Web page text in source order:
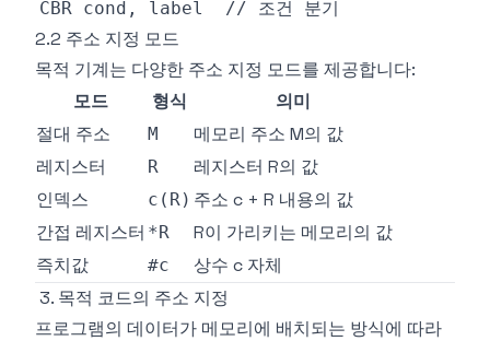
2.2 주소 지정 모드
목적 기계는 다양한 주소 지정 모드를 제공합니다:
모드
형식
의미
절대 주소
M
메모리 주소 M의 값
레지스터
R
레지스터 R의 값
인덱스
c(R) 주소 c + R 내용의 값
간접 레지스터 *R
R이 가리키는 메모리의 값
즉치값
#c
상수 c 자체
3. 목적 코드의 주소 지정
프로그램의 데이터가 메모리에 배치되는 방식에 따라